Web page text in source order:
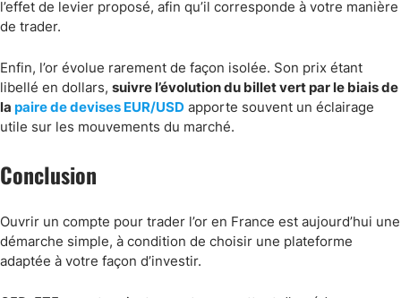
l’effet de levier proposé, afin qu’il corresponde à votre manière
de trader.
Enfin, l’or évolue rarement de façon isolée. Son prix étant
libellé en dollars, suivre l’évolution du billet vert par le biais de
la paire de devises EUR/USD apporte souvent un éclairage
utile sur les mouvements du marché.
Conclusion
Ouvrir un compte pour trader l’or en France est aujourd’hui une
démarche simple, à condition de choisir une plateforme
adaptée à votre façon d’investir.